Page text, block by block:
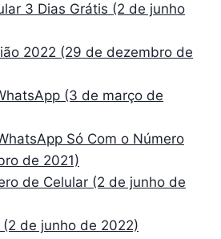
3 Dias Grátis (2 de junho
2022 (29 de dezembro de
(3 de março de
Só Com o Número
de 2021)
de Celular (2 de junho de
(2 de junho de 2022)